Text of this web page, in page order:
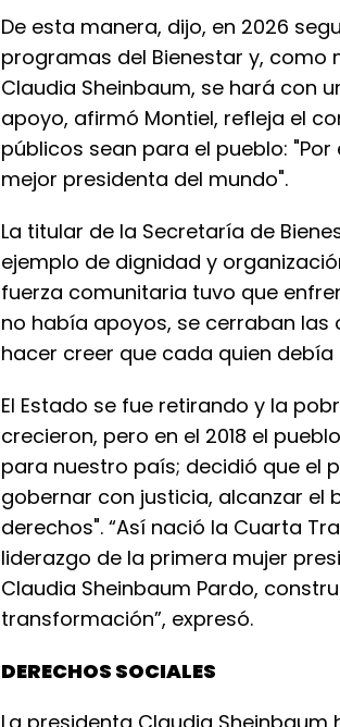
De esta manera, dijo, en 2026
programas del Bienestar y, como
Claudia Sheinbaum, se hará con
apoyo, afirmó Montiel, refleja el
públicos sean para el pueblo:
mejor presidenta del mundo".
La titular de la Secretaría de
ejemplo de dignidad y
fuerza comunitaria tuvo que
no había apoyos, se cerraban las
hacer creer que cada quien
El Estado se fue retirando y la
crecieron, pero en el 2018 el
para nuestro país; decidió que el
gobernar con justicia, alcanzar el
derechos". “Así nació la Cuarta
liderazgo de la primera mujer
Claudia Sheinbaum Pardo,
transformación”, expresó.
DERECHOS SOCIALES